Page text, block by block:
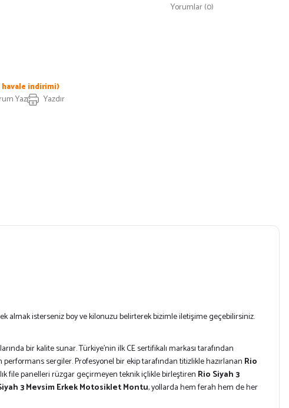
Yorumlar (0)
indirimi)
Yaz Yazdır
isterseniz boy ve kilonuzu belirterek bizimle iletişime geçebilirsiniz.
bir kalite sunar. Türkiye’nin ilk CE sertifikalı markası tarafından
sergiler. Profesyonel bir ekip tarafından titizlikle hazırlanan Rio
file panelleri rüzgar geçirmeyen teknik içlikle birleştiren Rio Siyah 3
3 Mevsim Erkek Motosiklet Montu, yollarda hem ferah hem de her